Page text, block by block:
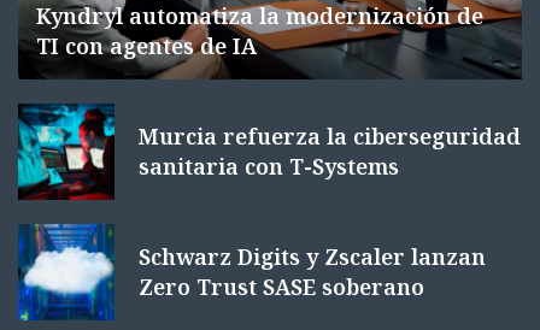
Kyndryl automatiza la modernización de
TI con agentes de IA
Murcia refuerza la ciberseguridad
sanitaria con T-Systems
Schwarz Digits y Zscaler lanzan
Zero Trust SASE soberano